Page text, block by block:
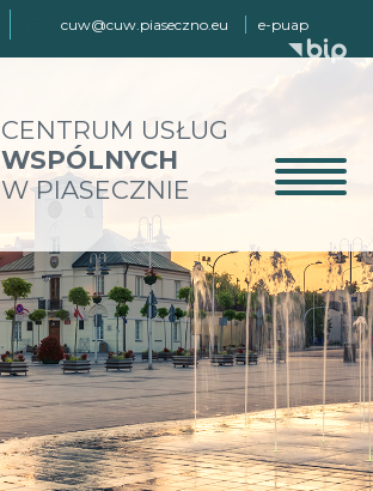
cuw@cuw.piaseczno.eu e-puap
CENTRUM USŁUG
WSPÓLNYCH
W PIASECZNIE